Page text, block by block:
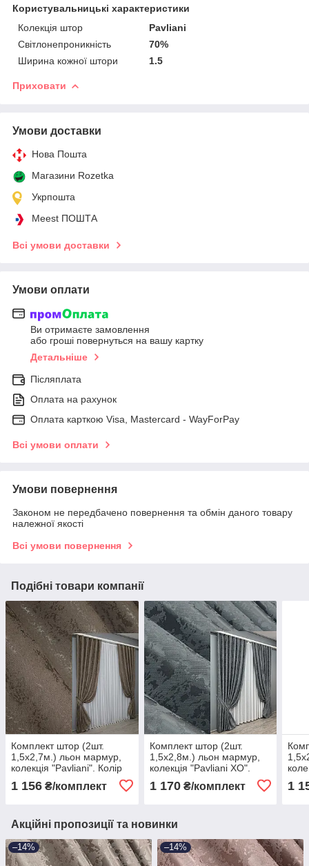
Користувальницькі характеристики
Колекція штор
Pavliani
Світлонепроникність
70%
Ширина кожної штори
1.5
Приховати
Умови доставки
Нова Пошта
Магазини Rozetka
Укрпошта
Meest ПОШТА
Всі умови доставки
Умови оплати
Ви отримаєте замовлення
або гроші повернуться на вашу картку
Детальніше
Післяплата
Оплата на рахунок
Оплата карткою Visa, Mastercard - WayForPay
Всі умови оплати
Умови повернення
Законом не передбачено повернення та обмін даного товару
належної якості
Всі умови повернення
Подібні товари компанії
Комплект штор (2шт.
1,5х2,7м.) льон мармур,
колекція "Pavliani". Колір
какао. Код 1372ш 33-0233
1 156 ₴/комплект
Комплект штор (2шт.
1,5х2,8м.) льон мармур,
колекція "Pavliani ХО".
1262ш 33-0106
1 170₴/комплект 1
Акційні пропозиції та новинки
–14% –14%